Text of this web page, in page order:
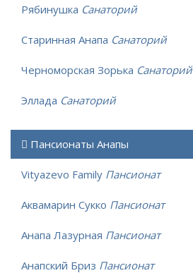
Рябинушка Санаторий
Старинная Анапа Санаторий
Черноморская Зорька Санаторий
Эллада Санаторий
Пансионаты Анапы
Vityazevo Family Пансионат
Аквамарин Сукко Пансионат
Анапа Лазурная Пансионат
Анапский Бриз Пансионат